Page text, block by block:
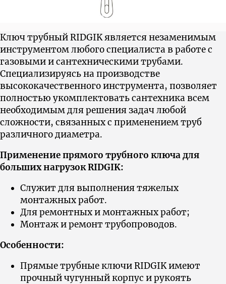
Ключ трубный RIDGIK является незаменимым
инструментом любого специалиста в работе с
газовыми и сантехническими трубами.
Cпециализируясь на производстве
высококачественного инструмента, позволяет
полностью укомплектовать сантехника всем
необходимым для решения задач любой
сложности, связанных с применением труб
различного диаметра.
Применение прямого трубного ключа для
больших нагрузок RIDGIK:
Служит для выполнения тяжелых
монтажных работ.
Для ремонтных и монтажных работ;
Монтаж и ремонт трубопроводов.
Особенности:
Прямые трубные ключи RIDGIK имеют
прочный чугунный корпус и рукоять